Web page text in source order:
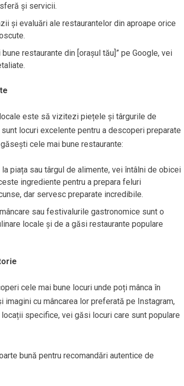
și servicii.
și evaluări ale restaurantelor din aproape orice
restaurante din [orașul tău]” pe Google, vei
este să vizitezi piețele și târgurile de
locuri excelente pentru a descoperi preparate
cele mai bune restaurante:
piața sau târgul de alimente, vei întâlni de obicei
ingrediente pentru a prepara feluri
dar servesc preparate incredibile.
sau festivalurile gastronomice sunt o
locale și de a găsi restaurante populare
cele mai bune locuri unde poți mânca în
cu mâncarea lor preferată pe Instagram,
specifice, vei găsi locuri care sunt populare
bună pentru recomandări autentice de